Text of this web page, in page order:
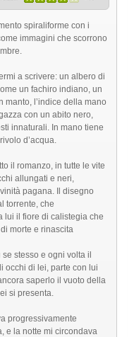
spiraliforme con i
immagini che scorrono
a scrivere: un albero di
un fachiro indiano, un
manto, l’indice della mano
con un abito nero,
innaturali. In mano tiene
d’acqua.
il romanzo, in tutte le vite
allungati e neri,
pagana. Il disegno
torrente, che
lui il fiore di calistegia che
morte e rinascita
stesso e ogni volta il
occhi di lei, parte con lui
saperlo il vuoto della
si presenta.
progressivamente
e la notte mi circondava